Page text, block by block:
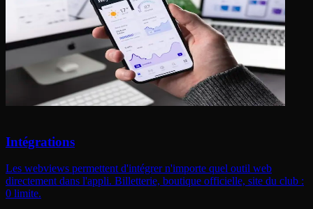
Intégrations
Les webviews permettent d'intégrer n'importe quel outil web
directement dans l'appli. Billetterie, boutique officielle, site du club :
0 limite.